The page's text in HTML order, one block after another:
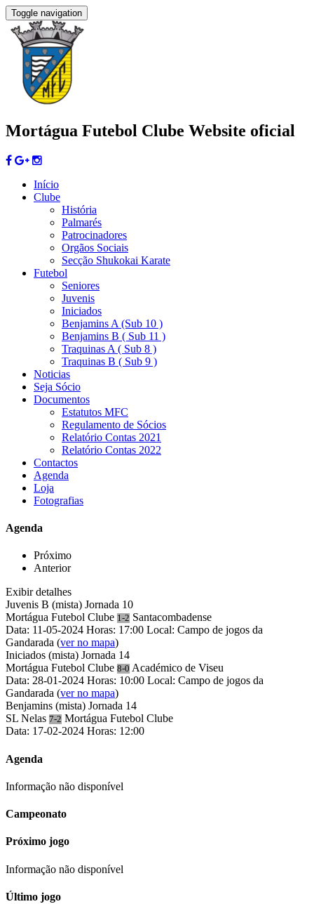
Toggle navigation
Mortágua Futebol Clube Website oficial
Início
Clube
História
Palmarés
Patrocinadores
Orgãos Sociais
Secção Shukokai Karate
Futebol
Seniores
Juvenis
Iniciados
Benjamins A (Sub 10 )
Benjamins B ( Sub 11 )
Traquinas A ( Sub 8 )
Traquinas B ( Sub 9 )
Noticias
Seja Sócio
Documentos
Estatutos MFC
Regulamento de Sócios
Relatório Contas 2021
Relatório Contas 2022
Contactos
Agenda
Loja
Fotografias
Agenda
Próximo
Anterior
Exibir detalhes
Juvenis B (mista) Jornada 10
Mortágua Futebol Clube 1-2 Santacombadense
Data: 11-05-2024 Horas: 17:00 Local: Campo de jogos da
Gandarada (ver no mapa)
Iniciados (mista) Jornada 14
Mortágua Futebol Clube 8-0 Académico de Viseu
Data: 28-01-2024 Horas: 10:00 Local: Campo de jogos da
Gandarada (ver no mapa)
Benjamins (mista) Jornada 14
SL Nelas 7-2 Mortágua Futebol Clube
Data: 17-02-2024 Horas: 12:00
Agenda
Informação não disponível
Campeonato
Próximo jogo
Informação não disponível
Último jogo